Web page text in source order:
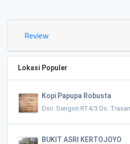
Review
Lokasi Populer
Kopi Papupa Robusta
Dsn. Sengon RT4/3 Ds.
BUKIT ASRI KERTOJOYO